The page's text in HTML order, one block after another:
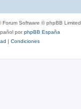
Forum Software © phpBB Limited
porphpBB España
| Condiciones